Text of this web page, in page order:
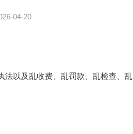
04-20
法以及乱收费、乱罚款、乱检查、乱